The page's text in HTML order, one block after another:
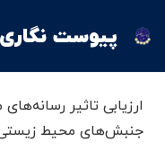
پیوست
ارزیابی تاثیر
جنبش‌های محیط‌